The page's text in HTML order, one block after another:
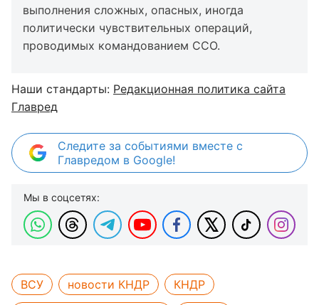
выполнения сложных, опасных, иногда
политически чувствительных операций,
проводимых командованием ССО.
Наши стандарты: Редакционная политика сайта
Главред
Следите за событиями вместе с
Главредом в Google!
Мы в соцсетях:
ВСУ новости КНДР
КНДР